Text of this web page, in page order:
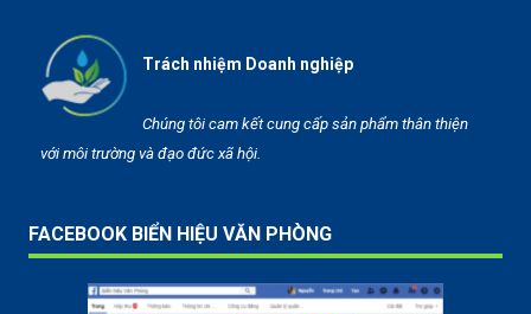
Trách nhiệm Doanh nghiệp
Chúng tôi cam kết cung cấp sản phẩm thân thiện
với môi trường và đạo đức xã hội.
FACEBOOK BIỂN HIỆU VĂN PHÒNG